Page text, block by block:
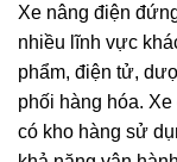
Xe nâng điện
nhiều lĩnh vực
phẩm, điện tử,
phối hàng hóa.
có kho hàng sử